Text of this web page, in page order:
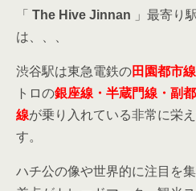
「 The Hive Jinnan 」最寄り
は、、、
渋谷駅は東急電鉄の田園都市
トロの銀座線・半蔵門線・副
線が乗り入れている非常に栄
す。
ハチ公の像や世界的に注目を